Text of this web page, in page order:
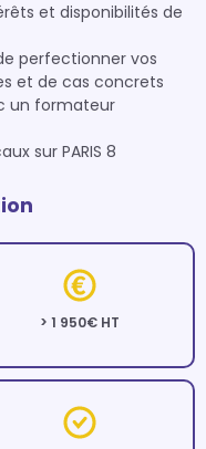
et disponibilités de
perfectionner vos
et de cas concrets
un formateur
sur PARIS 8
> 1 950€ HT